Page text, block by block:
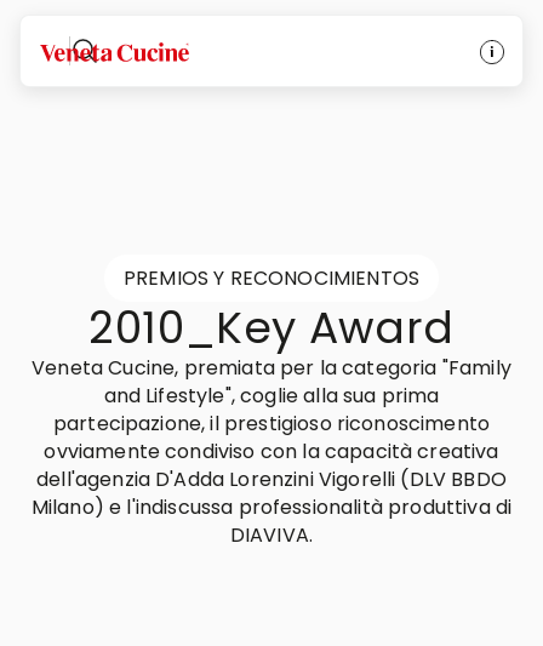
Veneta Cucine
PREMIOS Y RECONOCIMIENTOS
2010_Key Award
Veneta Cucine, premiata per la categoria "Family
and Lifestyle", coglie alla sua prima
partecipazione, il prestigioso riconoscimento
ovviamente condiviso con la capacità creativa
dell'agenzia D'Adda Lorenzini Vigorelli (DLV BBDO
Milano) e l'indiscussa professionalità produttiva di
DIAVIVA.